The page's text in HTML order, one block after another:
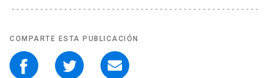
COMPARTE ESTA PUBLICACIÓN